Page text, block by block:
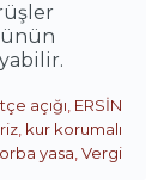
açığı, ERSİN
, kur korumalı
yasa,Vergi